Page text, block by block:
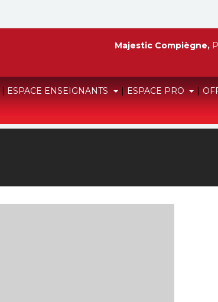
| ESPACE ENSEIGNANTS | ESPACE PRO |
Majestic Compiègne,